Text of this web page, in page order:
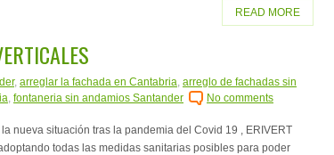
READ MORE
, arreglar la fachada en Cantabria, arreglo de fachadas sin
, fontaneria sin andamios Santander No comments
nueva situación tras la pandemia del Covid 19 , ERIVERT
todas las medidas sanitarias posibles para poder